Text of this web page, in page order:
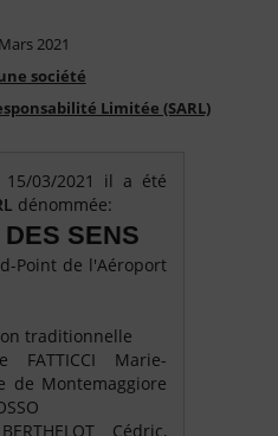
2021
société
Limitée (SARL)
15/03/2021 il a été
dénommée:
SENS
Point de l'Aéroport
traditionnelle
FATTICCI Marie-
de Montemaggiore
Cédric,